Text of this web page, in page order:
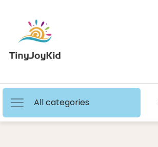
All categories